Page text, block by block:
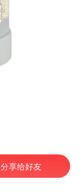
分享给好友